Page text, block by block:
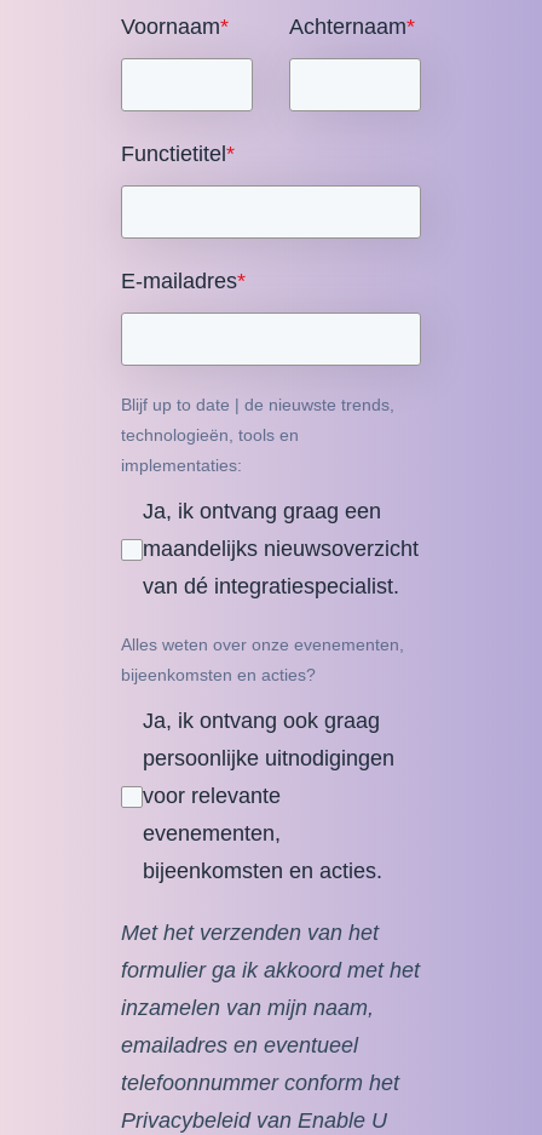
Voornaam* Achternaam*
Functietitel *
E-mailadres*
Blijf up to date | de nieuwste trends,
technologieën, tools en
implementaties:
Ja, ik ontvang graag een
maandelijks nieuwsoverzicht
van dé integratiespecialist.
Alles weten over onze evenementen,
bijeenkomsten en acties?
Ja, ik ontvang ook graag
persoonlijke uitnodigingen
voor relevante
evenementen,
bijeenkomsten en acties.
Met het verzenden van het
formulier ga ik akkoord met het
inzamelen van mijn naam,
emailadres en eventueel
telefoonnummer conform het
Privacybeleid van Enable U